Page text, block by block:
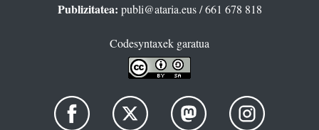
Publizitatea: publi@ataria.eus/ 661 678 818
Codesyntaxek garatua